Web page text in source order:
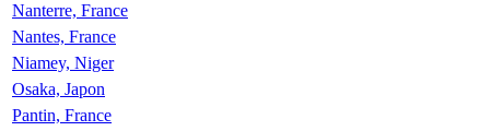
Nanterre, France
Nantes, France
Niamey, Niger
Osaka, Japon
Pantin, France